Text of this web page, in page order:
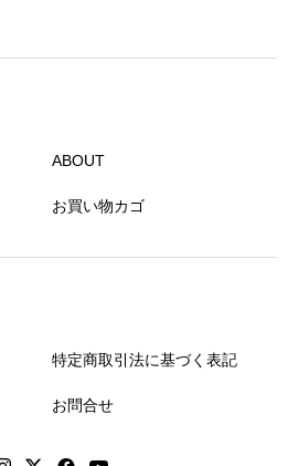
ABOUT
お買い物カゴ
特定商取引法に基づく表記
お問合せ